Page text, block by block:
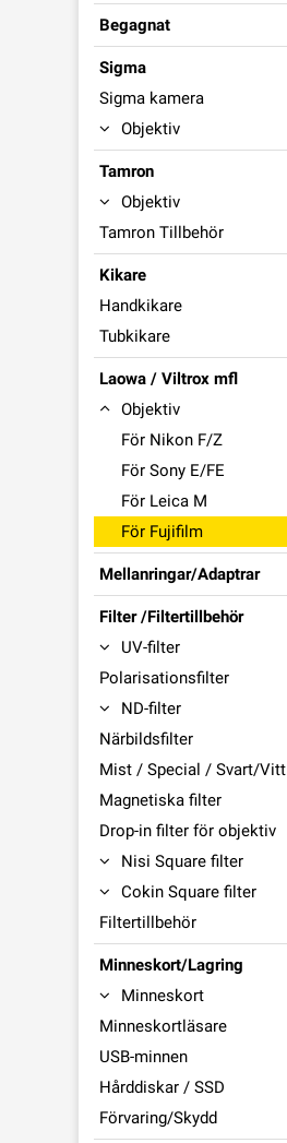
Begagnat
Sigma
Sigma kamera
Objektiv
Tamron
Objektiv
Tamron Tillbehör
Kikare
Handkikare
Tubkikare
Laowa / Viltrox mfl
Objektiv
För Nikon F/Z
För Sony E/FE
För Leica M
För Fujifilm
Mellanringar/Adaptrar
Filter /Filtertillbehör
UV-filter
Polarisationsfilter
ND-filter
Närbildsfilter
Mist / Special / Svart/Vitt
Magnetiska filter
Drop-in filter för objektiv
Nisi Square filter
Cokin Square filter
Filtertillbehör
Minneskort/Lagring
Minneskort
Minneskortläsare
USB-minnen
Hårddiskar / SSD
Förvaring/Skydd